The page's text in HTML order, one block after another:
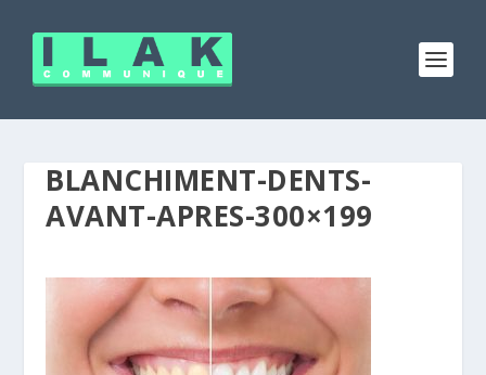
BLANCHIMENT-DENTS-
AVANT-APRES-300×199